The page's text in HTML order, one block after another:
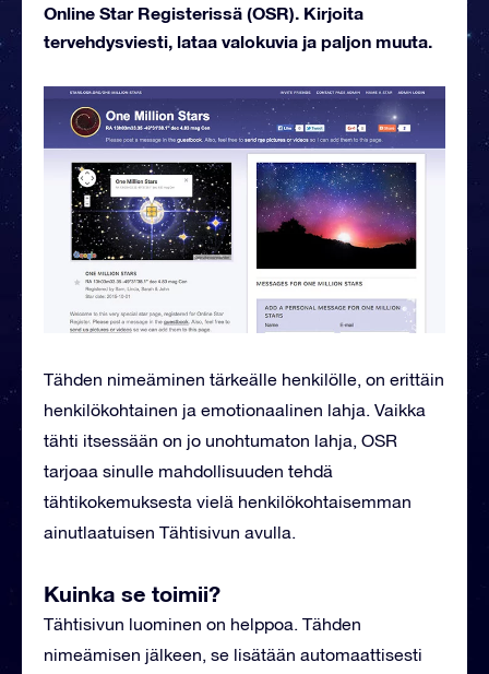
Online Star Registerissä (OSR). Kirjoita
tervehdysviesti, lataa valokuvia ja paljon muuta.
Tähden nimeäminen tärkeälle henkilölle, on erittäin
henkilökohtainen ja emotionaalinen lahja. Vaikka
tähti itsessään on jo unohtumaton lahja, OSR
tarjoaa sinulle mahdollisuuden tehdä
tähtikokemuksesta vielä henkilökohtaisemman
ainutlaatuisen Tähtisivun avulla.
Kuinka se toimii?
Tähtisivun luominen on helppoa. Tähden
nimeämisen jälkeen, se lisätään automaattisesti